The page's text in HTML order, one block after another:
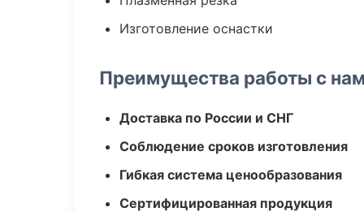
Изготовление оснастки
Преимущества работы с
Доставка по России и СНГ
Соблюдение сроков изготовления
Гибкая система ценообразования
Сертифицированная продукция